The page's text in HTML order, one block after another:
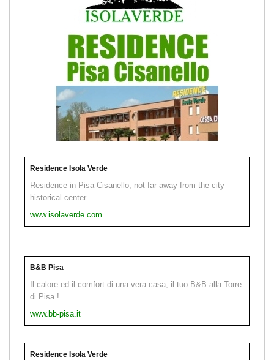
Residence Isola Verde
Residence in Pisa Cisanello, not far away from the city
historical center.
www.isolaverde.com
B&B Pisa
Il calore ed il comfort di una vera casa, il tuo B&B alla Torre
di Pisa !
www.bb-pisa.it
Residence Isola Verde